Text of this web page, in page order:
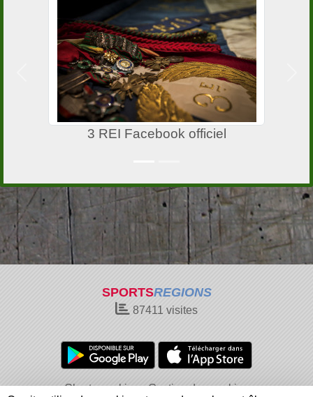
3 REI Facebook officiel
Précedent
SPORTSREGIONS
87411 visites
Charte cookies Gestion des cookies